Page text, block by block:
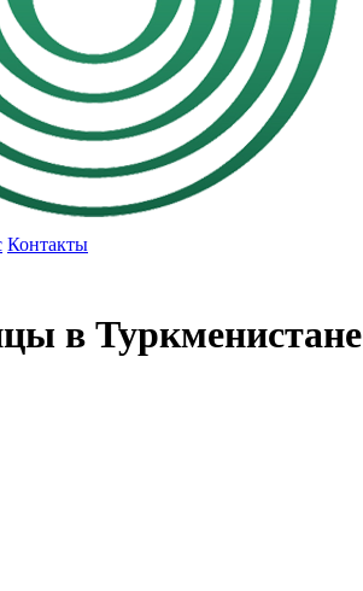
Контакты
в Туркменистане